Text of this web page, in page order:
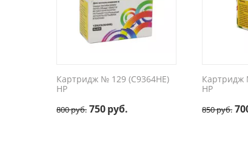
Картридж № 129 (C9364HE)
HP
800руб. 750руб.
Картридж
HP
850руб.